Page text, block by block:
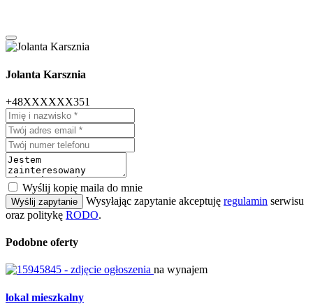
Jolanta Karsznia
+48XXXXXX351
Wyślij kopię maila do mnie
Wyślij zapytanie Wysyłając zapytanie akceptuję regulamin serwisu
oraz politykę RODO.
Podobne oferty
na wynajem
lokal mieszkalny